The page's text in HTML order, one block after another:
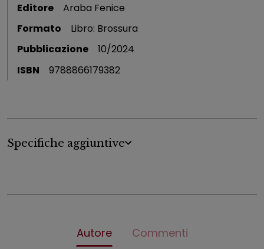
Editore
Araba Fenice
Formato
Libro: Brossura
Pubblicazione
10/2024
ISBN
9788866179382
Specifiche aggiuntive
Autore Commenti